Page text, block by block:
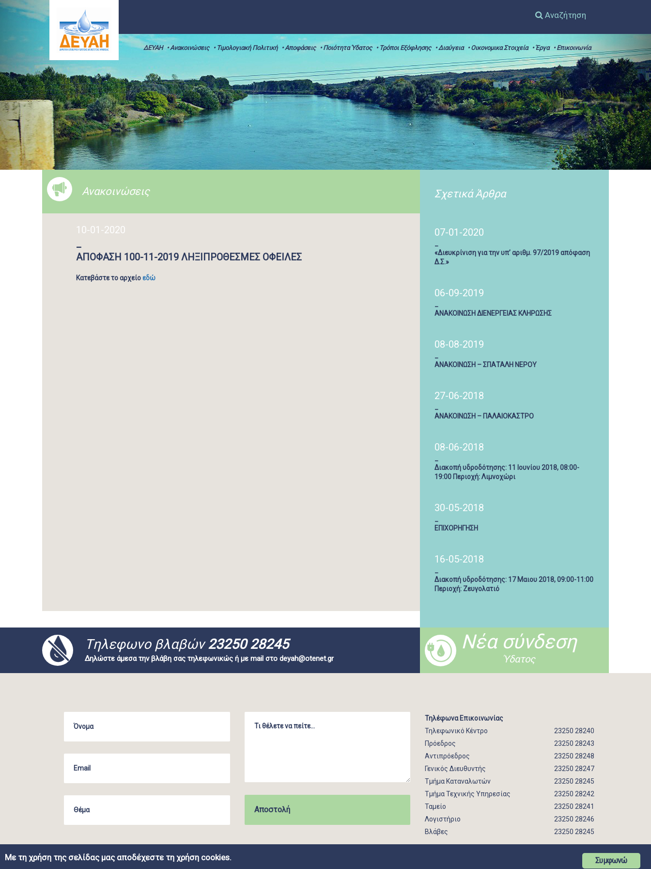
Αναζήτηση
ΔΕΥΑΗ • Ανακοινώσεις • Τιμολογιακή Πολιτική • Αποφάσεις • Ποιότητα Ύδατος • Τρόποι Εξόφλησης • Διαύγεια • Οικονομικα Στοιχεία • Έργα • Επικοινωνία
Ανακοινώσεις
10-01-2020
_
ΑΠΟΦΑΣΗ 100-11-2019 ΛΗΞΙΠΡΟΘΕΣΜΕΣ ΟΦΕΙΛΕΣ
Κατεβάστε το αρχείοεδώ
Σχετικά Άρθρα
07-01-2020
«Διευκρίνιση για την υπ’ αριθμ. 97/2019 απόφαση
Δ.Σ.»
06-09-2019
ΑΝΑΚΟΙΝΩΣΗ ΔΙΕΝΕΡΓΕΙΑΣ ΚΛΗΡΩΣΗΣ
08-08-2019
ΑΝΑΚΟΙΝΩΣΗ – ΣΠΑΤΑΛΗ ΝΕΡΟΥ
27-06-2018
ΑΝΑΚΟΙΝΩΣΗ – ΠΑΛΑΙΟΚΑΣΤΡΟ
08-06-2018
Διακοπή υδροδότησης: 11 Ιουνίου 2018, 08:00-
19:00 Περιοχή: Λιμνοχώρι
30-05-2018
ΕΠΙΧΟΡΗΓΗΣΗ
16-05-2018
Διακοπή υδροδότησης: 17 Μαιου 2018, 09:00-11:00
Περιοχή: Ζευγολατιό
Tηλεφωνο βλαβών23250 28245
Δηλώστε άμεσα την βλάβη σας τηλεφωνικώς ή με mail στο deyah@otenet.gr
Νέα σύνδεση
Ύδατος
Τηλέφωνα Επικοινωνίας
Τηλεφωνικό Κέντρο
23250 28240
Πρόεδρος
23250 28243
Αντιπρόεδρος
23250 28248
Γενικός Διευθυντής
23250 28247
Τμήμα Καταναλωτών
23250 28245
Τμήμα Τεχνικής Υπηρεσίας
23250 28242
Ταμείο
23250 28241
Λογιστήριο
23250 28246
Βλάβες
23250 28245
COPYRIGHT ΔΕΥΑΗ | WEB DEVELOPMENT BY EGRITOS GROUP | GRAPHIC DESIGN BY CIRCUS DESIGN STUDIO Συμφωνώ
Με τη χρήση της σελίδας μας αποδέχεστε τη χρήση cookies.